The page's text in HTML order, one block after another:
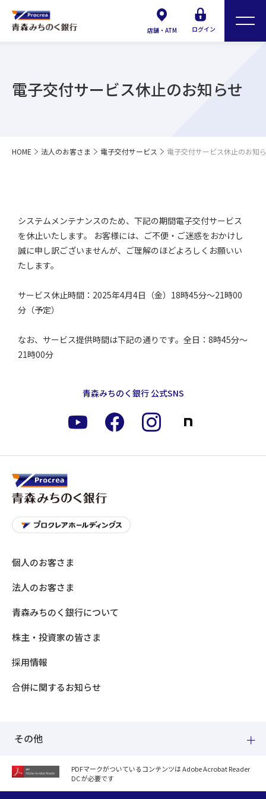
店舗・ATM ログイン
電子交付サービス休止のお知らせ
HOME 法人のお客さま 電子交付サービス 電子交付サービス休止のお知
システムメンテナンスのため、下記の期間電子交付サービス
を休止いたします。 お客様には、ご不便・ご迷惑をおかけし
誠に申し訳ございませんが、ご理解のほどよろしくお願いい
たします。
サービス休止時間：2025年4月4日（金）18時45分～21時00
分（予定）
なお、サービス提供時間は下記の通りです。全日：8時45分～
21時00分
青森みちのく銀行 公式SNS
個人のお客さま
法人のお客さま
青森みちのく銀行について
株主・投資家の皆さま
採用情報
合併に関するお知らせ
その他
紛失した場合
PDFマークがついているコンテンツは Adobe Acrobat Reader
DC が必要です